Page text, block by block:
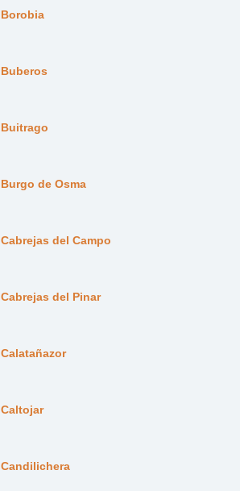
Borobia
Buberos
Buitrago
Burgo de Osma
Cabrejas del Campo
Cabrejas del Pinar
Calatañazor
Caltojar
Candilichera